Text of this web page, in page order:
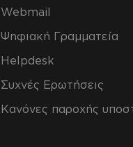
Webmail
Ψηφιακή Γραμματεία
Helpdesk
Συχνές Ερωτήσεις
Κανόνες παροχής